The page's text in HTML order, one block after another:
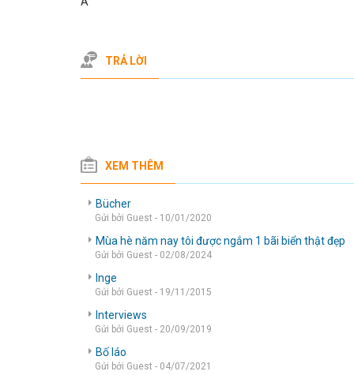
TRẢ LỜI
XEM THÊM
Bücher
Gửi bởi Guest - 10/01/2020
Mùa hè năm nay tôi được ngắm 1 bãi biển thật đẹp
Gửi bởi Guest - 02/08/2024
Inge
Gửi bởi Guest - 19/11/2015
Interviews
Gửi bởi Guest - 20/09/2019
Bố láo
Gửi bởi Guest - 04/07/2021